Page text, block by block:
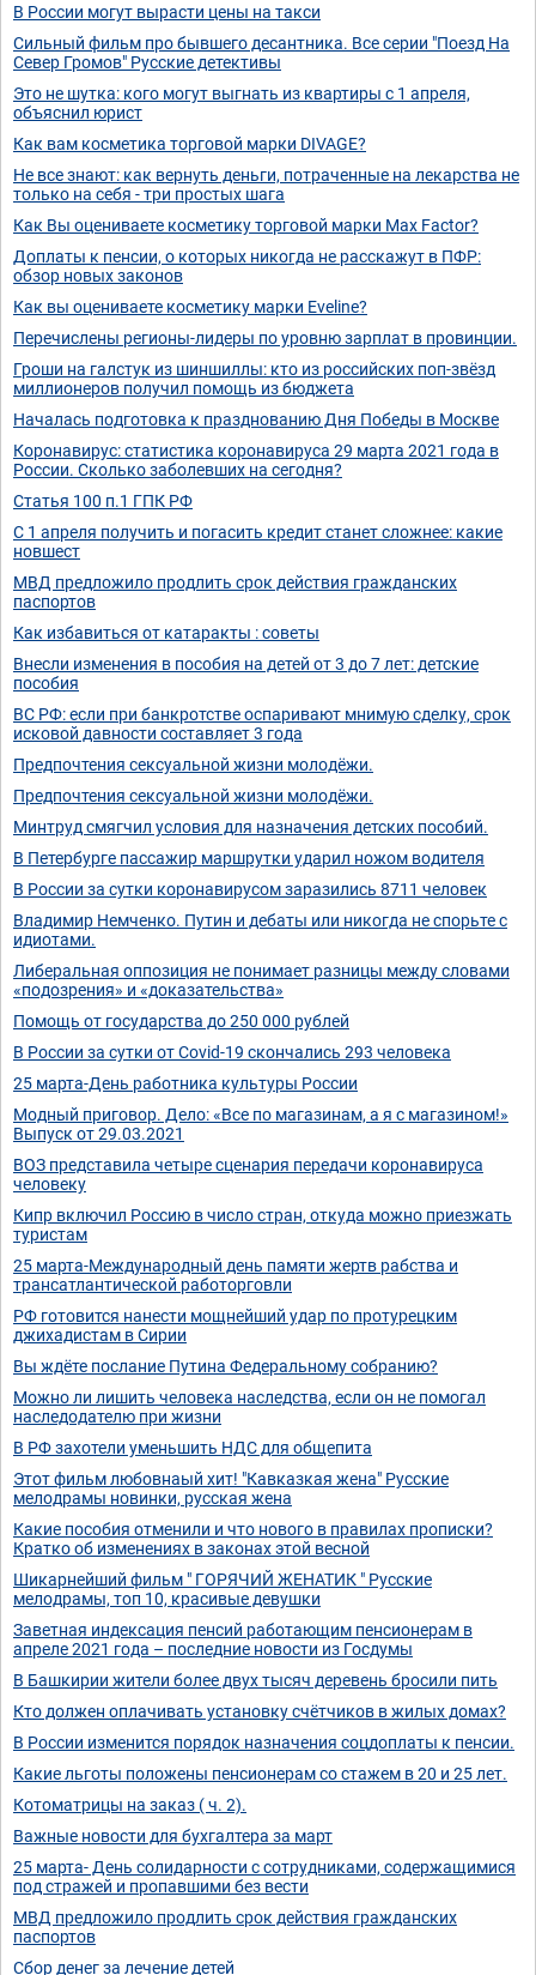
В России могут вырасти цены на такси
Сильный фильм про бывшего десантника. Все серии "Поезд На
Север Громов" Русские детективы
Это не шутка: кого могут выгнать из квартиры с 1 апреля,
объяснил юрист
Как вам косметика торговой марки DIVAGE?
Не все знают: как вернуть деньги, потраченные на лекарства не
только на себя - три простых шага
Как Вы оцениваете косметику торговой марки Max Factor?
Доплаты к пенсии, о которых никогда не расскажут в ПФР:
обзор новых законов
Как вы оцениваете косметику марки Eveline?
Перечислены регионы-лидеры по уровню зарплат в провинции.
Гроши на галстук из шиншиллы: кто из российских поп-звёзд
миллионеров получил помощь из бюджета
Началась подготовка к празднованию Дня Победы в Москве
Коронавирус: статистика коронавируса 29 марта 2021 года в
России. Сколько заболевших на сегодня?
Статья 100 п.1 ГПК РФ
С 1 апреля получить и погасить кредит станет сложнее: какие
новшест
МВД предложило продлить срок действия гражданских
паспортов
Как избавиться от катаракты : советы
Внесли изменения в пособия на детей от 3 до 7 лет: детские
пособия
ВС РФ: если при банкротстве оспаривают мнимую сделку, срок
исковой давности составляет 3 года
Предпочтения сексуальной жизни молодёжи.
Предпочтения сексуальной жизни молодёжи.
Минтруд смягчил условия для назначения детских пособий.
В Петербурге пассажир маршрутки ударил ножом водителя
В России за сутки коронавирусом заразились 8711 человек
Владимир Немченко. Путин и дебаты или никогда не спорьте с
идиотами.
Либеральная оппозиция не понимает разницы между словами
«подозрения» и «доказательства»
Помощь от государства до 250 000 рублей
В России за сутки от Covid-19 скончались 293 человека
25 марта-День работника культуры России
Модный приговор. Дело: «Все по магазинам, а я с магазином!»
Выпуск от 29.03.2021
ВОЗ представила четыре сценария передачи коронавируса
человеку
Кипр включил Россию в число стран, откуда можно приезжать
туристам
25 марта-Международный день памяти жертв рабства и
трансатлантической работорговли
РФ готовится нанести мощнейший удар по протурецким
джихадистам в Сирии
Вы ждёте послание Путина Федеральному собранию?
Можно ли лишить человека наследства, если он не помогал
наследодателю при жизни
В РФ захотели уменьшить НДС для общепита
Этот фильм любовнаый хит! "Кавказкая жена" Русские
мелодрамы новинки, русская жена
Какие пособия отменили и что нового в правилах прописки?
Кратко об изменениях в законах этой весной
Шикарнейший фильм " ГОРЯЧИЙ ЖЕНАТИК " Русские
мелодрамы, топ 10, красивые девушки
Заветная индексация пенсий работающим пенсионерам в
апреле 2021 года – последние новости из Госдумы
В Башкирии жители более двух тысяч деревень бросили пить
Кто должен оплачивать установку счётчиков в жилых домах?
В России изменится порядок назначения соцдоплаты к пенсии.
Какие льготы положены пенсионерам со стажем в 20 и 25 лет.
Котоматрицы на заказ ( ч. 2).
Важные новости для бухгалтера за март
25 марта- День солидарности с сотрудниками, содержащимися
под стражей и пропавшими без вести
МВД предложило продлить срок действия гражданских
паспортов
Сбор денег за лечение детей